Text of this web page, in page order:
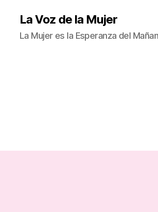
La Voz de la Mujer
La Mujer es la Esperanza del